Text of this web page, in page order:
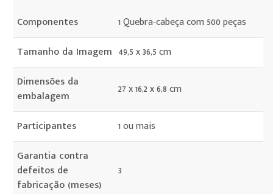
Componentes
1 Quebra-cabeça com 500 peças
Tamanho da Imagem 49,5 x 36,5 cm
Dimensões da
embalagem
27 x 16,2 x 6,8 cm
Participantes
1 ou mais
Garantia contra
defeitos de
fabricação (meses)
3